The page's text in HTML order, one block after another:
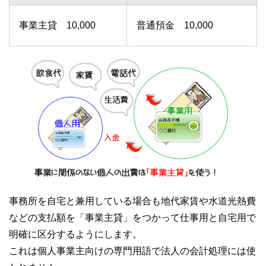
事業主貸 10,000 普通預金 10,000
事務所を自宅と兼用している場合も地代家賃や水道光熱費
などの支払額を「事業主貸」をつかって仕事用と自宅用で
明確に区分するようにします。
これは個人事業主向けの専門用語で法人の会計処理には使